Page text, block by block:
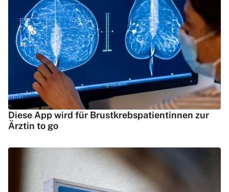
Diese App wird für Brustkrebspatientinnen zur
Ärztin to go